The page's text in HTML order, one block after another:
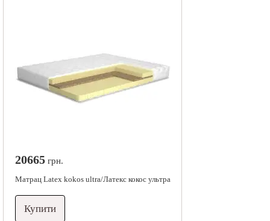
20665грн.
Матрац Latex kokos ultra/Латекс кокос ультра
Купити